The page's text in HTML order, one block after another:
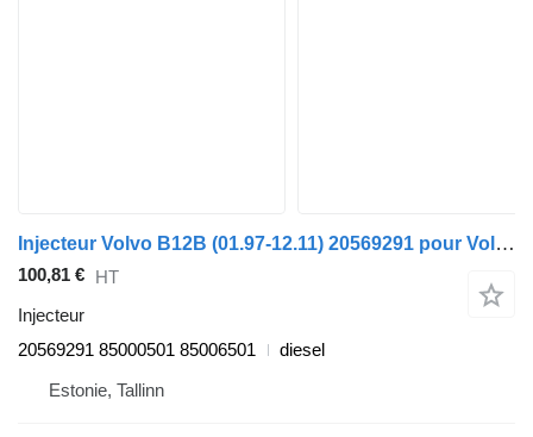
Injecteur Volvo B12B (01.97-12.11) 20569291 pour Volvo B6, B7, B9, B10, B12 bus (1978-2011)
100,81 € HT
Injecteur
20569291 85000501 85006501
diesel
Estonie, Tallinn